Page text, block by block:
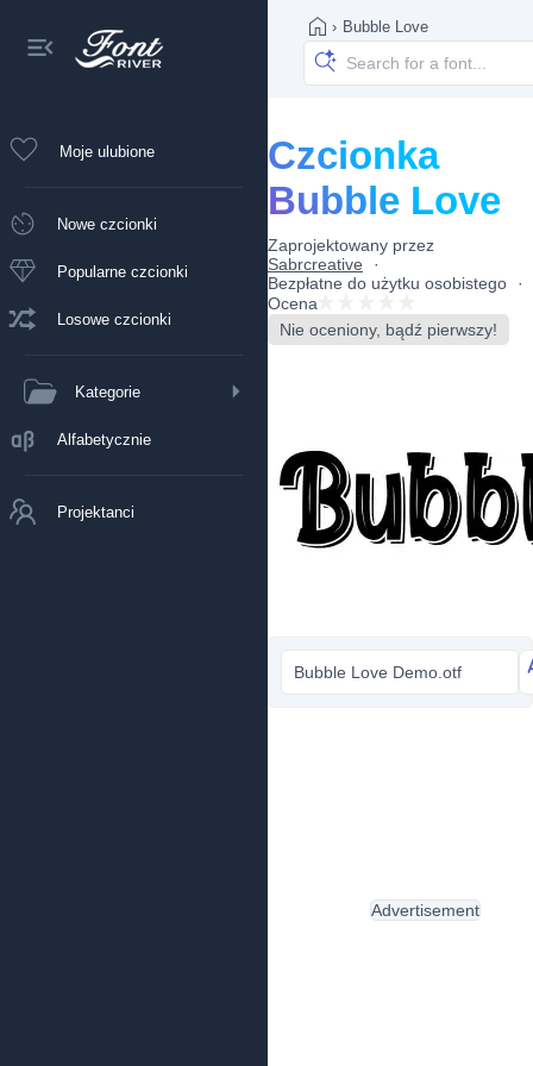
Moje ulubione
Nowe czcionki
Popularne czcionki
Losowe czcionki
Kategorie
Alfabetycznie
Projektanci
› Bubble Love
Czcionka
Bubble Love
Zaprojektowany przez
Sabrcreative
Bezpłatne do użytku osobistego
Ocena
Nie oceniony, bądź pierwszy!
Bubble Love Demo.otf
Advertisement